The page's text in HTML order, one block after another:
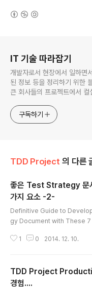
IT 기술 따라잡기
개발자로서 현장에서 일하면
된 정보 등을 정리하기 위한 블로그입니
큰 회사들의 프로젝트에서
사용되는 툴들에 대해 많은
구독하기
TDD Project 의 다른
좋은 Test Strategy 문
가지 요소 -2-
Definitive Guide to
gy Document with These
cument: 여러분의 프로젝트에
분은 그런 고객들의 특성을 잘
의 일에 제대로 적용될 수 있도록
1 0 2014. 12. 10.
TDD Project
경험....